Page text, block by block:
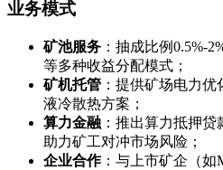
业务模式
矿池服务 ：抽成比例0.5%-
等多种收益分配模式；
矿机托管 ：提供矿场电力优
液冷散热方案；
算力金融 ：推出算力抵押贷
助力矿工对冲市场风险；
企业合作：与上市矿企（如